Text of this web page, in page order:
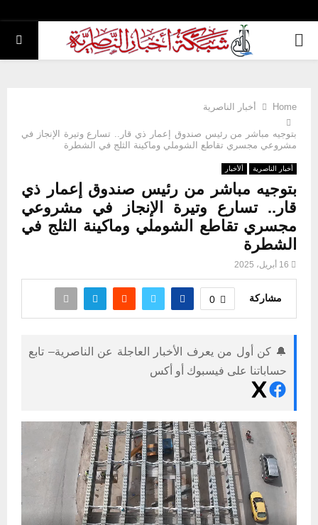
PRIMARY
Home أخبار الناصرية
بتوجيه مباشر من رئيس صندوق إعمار ذي قار.. تسارع وتيرة الإنجاز في
مشروعي مجسري تقاطع الشوملي وماكينة الثلج في الشطرة
أخبار الناصرية ألأخبار
بتوجيه مباشر من رئيس صندوق إعمار ذي
قار.. تسارع وتيرة الإنجاز في مشروعي
مجسري تقاطع الشوملي وماكينة الثلج في
الشطرة
16 أبريل، 2025
مشاركة 0
🔔 كن أول من يعرف الأخبار العاجلة عن الناصرية– تابع
حساباتنا على فيسبوك أو أكس